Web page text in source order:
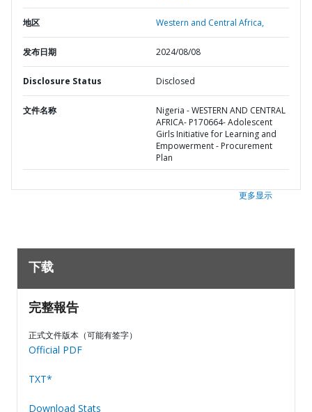
地区 Western and Central Africa,
发布日期 2024/08/08
Disclosure Status Disclosed
文件名称
Nigeria - WESTERN AND CENTRAL
AFRICA- P170664- Adolescent
Girls Initiative for Learning and
Empowerment - Procurement
Plan
更多显示
下载
完整報告
正式文件版本（可能有签字）
Official PDF
TXT*
Download Stats